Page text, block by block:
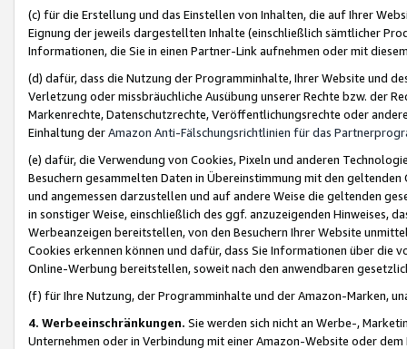
(c) für die Erstellung und das Einstellen von Inhalten, die auf Ihrer
Eignung der jeweils dargestellten Inhalte (einschließlich sämtlicher
Informationen, die Sie in einen Partner-Link aufnehmen oder mit
(d) dafür, dass die Nutzung der Programminhalte, Ihrer Website und
Verletzung oder missbräuchliche Ausübung unserer Rechte bzw. der
Markenrechte, Datenschutzrechte, Veröffentlichungsrechte oder
Einhaltung derAmazon Anti-Fälschungsrichtlinien für das
(e) dafür, die Verwendung von Cookies, Pixeln und anderen
Besuchern gesammelten Daten in Übereinstimmung mit den
und angemessen darzustellen und auf andere Weise die geltenden
in sonstiger Weise, einschließlich des ggf. anzuzeigenden Hinweises,
Werbeanzeigen bereitstellen, von den Besuchern Ihrer Website
Cookies erkennen können und dafür, dass Sie Informationen über die
Online-Werbung bereitstellen, soweit nach den anwendbaren
(f) für Ihre Nutzung, der Programminhalte und der Amazon-Marken,
4. Werbeeinschränkungen. Sie werden sich nicht an Werbe-,
Unternehmen oder in Verbindung mit einer Amazon-Website oder